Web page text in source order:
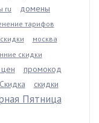
ru
домены
тарифов
москва
скидки
промокод
Скидка скидки
Пятница